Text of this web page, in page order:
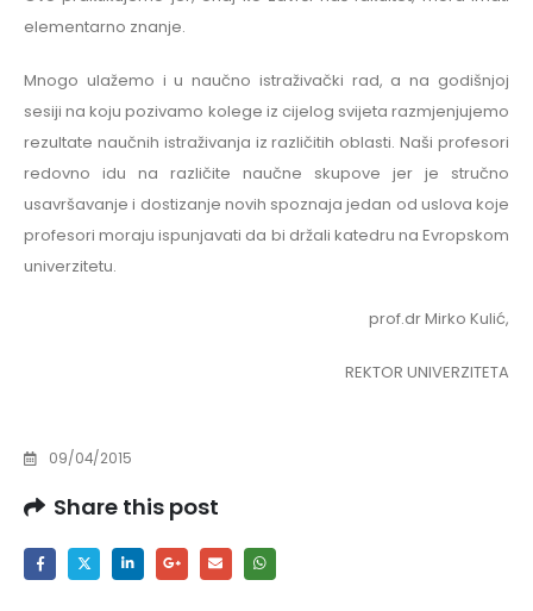
elementarno znanje.
Mnogo ulažemo i u naučno istraživački rad, a na godišnjoj
sesiji na koju pozivamo kolege iz cijelog svijeta razmjenjujemo
rezultate naučnih istraživanja iz različitih oblasti. Naši profesori
redovno idu na različite naučne skupove jer je stručno
usavršavanje i dostizanje novih spoznaja jedan od uslova koje
profesori moraju ispunjavati da bi držali katedru na Evropskom
univerzitetu.
prof.dr Mirko Kulić,
REKTOR UNIVERZITETA
09/04/2015
Share this post